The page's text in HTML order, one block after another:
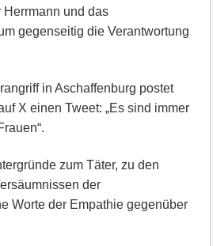
Herrmann und das
gegenseitig die Verantwortung
in Aschaffenburg postet
X einen Tweet: „Es sind immer
zum Täter, zu den
der
Worte der Empathie gegenüber